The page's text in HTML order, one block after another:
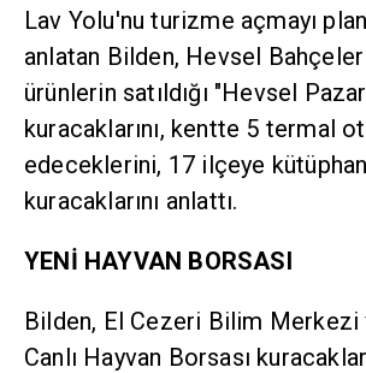
Lav Yolu'nu turizme açmayı
anlatan Bilden, Hevsel
ürünlerin satıldığı "Hevsel
kuracaklarını, kentte 5 termal
edeceklerini, 17 ilçeye
kuracaklarını anlattı.
YENİ HAYVAN BORSASI
Bilden, El Cezeri Bilim Merkezi
Canlı Hayvan Borsası